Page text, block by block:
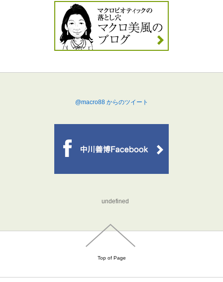
@macro88 からのツイート
undefined
Top of Page